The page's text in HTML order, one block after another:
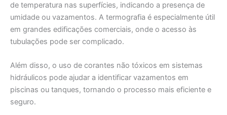
de temperatura nas superfícies, indicando a presença de
umidade ou vazamentos. A termografia é especialmente útil
em grandes edificações comerciais, onde o acesso às
tubulações pode ser complicado.
Além disso, o uso de corantes não tóxicos em sistemas
hidráulicos pode ajudar a identificar vazamentos em
piscinas ou tanques, tornando o processo mais eficiente e
seguro.